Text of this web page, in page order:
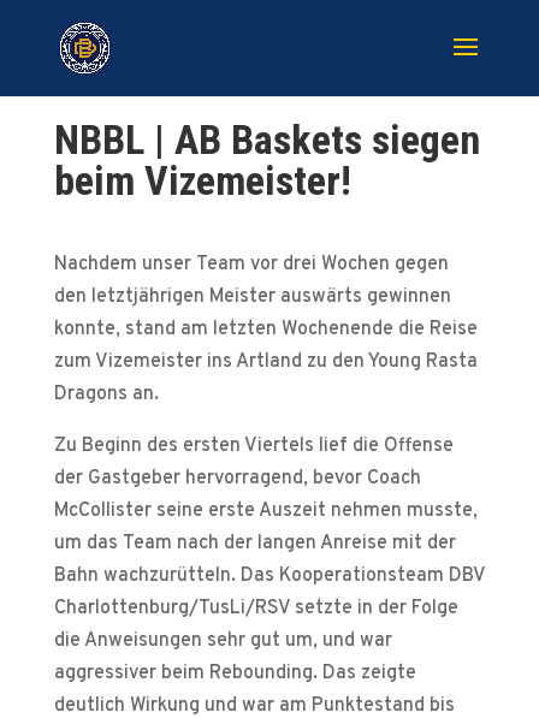
NBBL | AB Baskets siegen
beim Vizemeister!
Nachdem unser Team vor drei Wochen gegen
den letztjährigen Meister auswärts gewinnen
konnte, stand am letzten Wochenende die Reise
zum Vizemeister ins Artland zu den Young Rasta
Dragons an.
Zu Beginn des ersten Viertels lief die Offense
der Gastgeber hervorragend, bevor Coach
McCollister seine erste Auszeit nehmen musste,
um das Team nach der langen Anreise mit der
Bahn wachzurütteln. Das Kooperationsteam DBV
Charlottenburg/TusLi/RSV setzte in der Folge
die Anweisungen sehr gut um, und war
aggressiver beim Rebounding. Das zeigte
deutlich Wirkung und war am Punktestand bis